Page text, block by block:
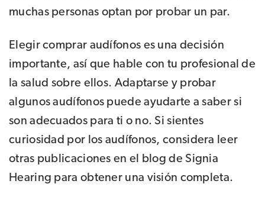
muchas personas optan por probar un par.
Elegir comprar audífonos es una decisión
importante, así que hable con tu profesional de
la salud sobre ellos. Adaptarse y probar
algunos audífonos puede ayudarte a saber si
son adecuados para ti o no. Si sientes
curiosidad por los audífonos, considera leer
otras publicaciones en el blog de Signia
Hearing para obtener una visión completa.